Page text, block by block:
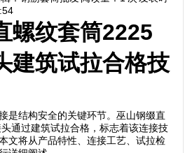
螺纹套筒2225
建筑试拉合格技
是结构安全的关键环节。巫山钢缀直
通过建筑试拉合格，标志着该连接技
文将从产品特性、连接工艺、试拉检